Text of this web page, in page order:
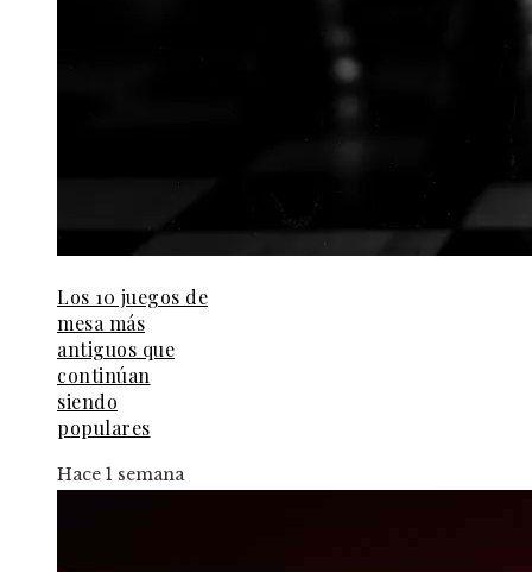
Los 10 juegos de
mesa más
antiguos que
continúan
siendo
populares
Hace 1 semana